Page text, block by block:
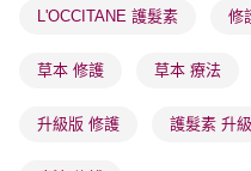
物流公司進行物流配送
L'OCCITANE 護髮素 修
草本 修護 草本 療法
升級版 修護 護髮素 升